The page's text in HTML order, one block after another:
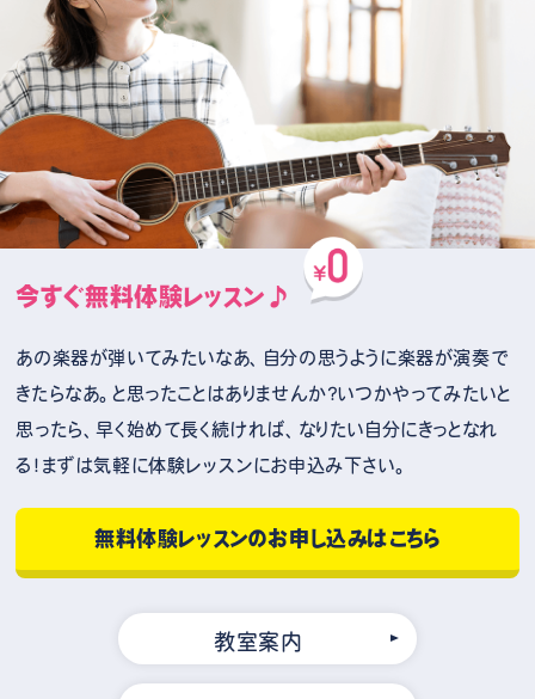
今すぐ無料体験レッスン♪
あの楽器が弾いてみたいなあ、自分の思うように楽器が演奏で
きたらなあ。と思ったことはありませんか？いつかやってみたいと
思ったら、早く始めて長く続ければ、なりたい自分にきっとなれ
る！まずは気軽に体験レッスンにお申込み下さい。
無料体験レッスンのお申し込みはこちら
教室案内